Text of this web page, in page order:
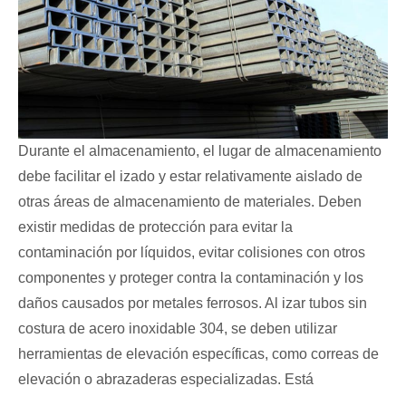
Durante el almacenamiento, el lugar de almacenamiento
debe facilitar el izado y estar relativamente aislado de
otras áreas de almacenamiento de materiales. Deben
existir medidas de protección para evitar la
contaminación por líquidos, evitar colisiones con otros
componentes y proteger contra la contaminación y los
daños causados ​​por metales ferrosos. Al izar tubos sin
costura de acero inoxidable 304, se deben utilizar
herramientas de elevación específicas, como correas de
elevación o abrazaderas especializadas. Está